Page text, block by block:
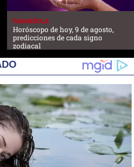
FARANDULA
Horóscopo de hoy, 9 de agosto,
predicciones de cada signo
zodiacal